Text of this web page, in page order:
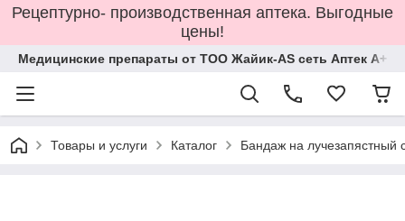
Рецептурно- производственная аптека. Выгодные
цены!
Медицинские препараты от ТОО Жайик-AS сеть Аптек А+
Товары и услуги Каталог Бандаж на лучезапястный